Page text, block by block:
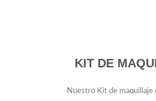
KIT DE
Nuestro Kit de maquillaje